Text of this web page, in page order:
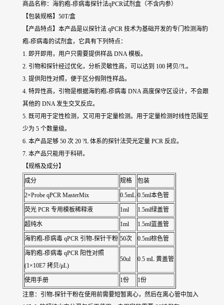
商品名称：海豹疱-疹病毒探针法qPCR试剂盒（不含内参）
【包装规格】50T/盒
【产品特点】本产品是以探针法 qPCR 技术为基础开发的专门检测海豹
疱-疹病毒的试剂盒，它具有下列特点：
1. 即开即用，用户只需要提供样品 DNA 模板。
2. 引物和探针经过优化，分析灵敏性高，可以达到 100 拷贝/?L。
3. 提供阳性对照，便于区分假阴性样品。
4. 特异性高，引物是根据海豹疱-疹病毒 DNA 高度保守区设计，不会跟
其他的 DNA 发生交叉反应。
5. 既可用于定性检测，又可用于定量检测。用于定量检测时线性范围至
少为 5 个数量级。
6. 本产品足够 50 次 20 ?L 体系的探针法荧光定量 PCR 反应。
7. 本产品只能用于科研。
【规格及成分】
成分 规格 包装
2×Probe qPCR MasterMix 0.5mL 0.5ml本色管
荧光 PCR 专用模板稀释液 1ml 1.5ml绿盖管
超纯水 1ml 1.5ml蓝盖管
海豹疱-疹病毒 qPCR 引物-探针干粉 50次 0.5ml棕色管
海豹疱-疹病毒 qPCR 阳性对照
(1×10E7 拷贝/μL)
50ul 0.5 mL 黄盖管
使用手册 1份 1份
注意：引物-探针干粉在使用前需要短暂离心，然后在离心管中加入